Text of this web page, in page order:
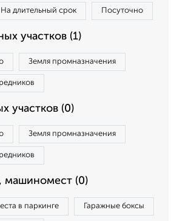
На длительный срок Посуточно
участков (1)
Земля промназначения
участков (0)
Земля промназначения
машиномест (0)
в паркинге Гаражные боксы